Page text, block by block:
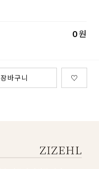
0원
장바구니 ♡